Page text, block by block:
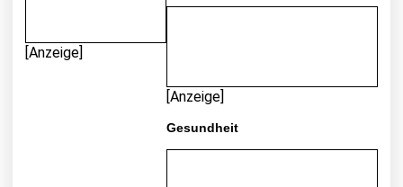
[Anzeige]
[Anzeige]
Gesundheit